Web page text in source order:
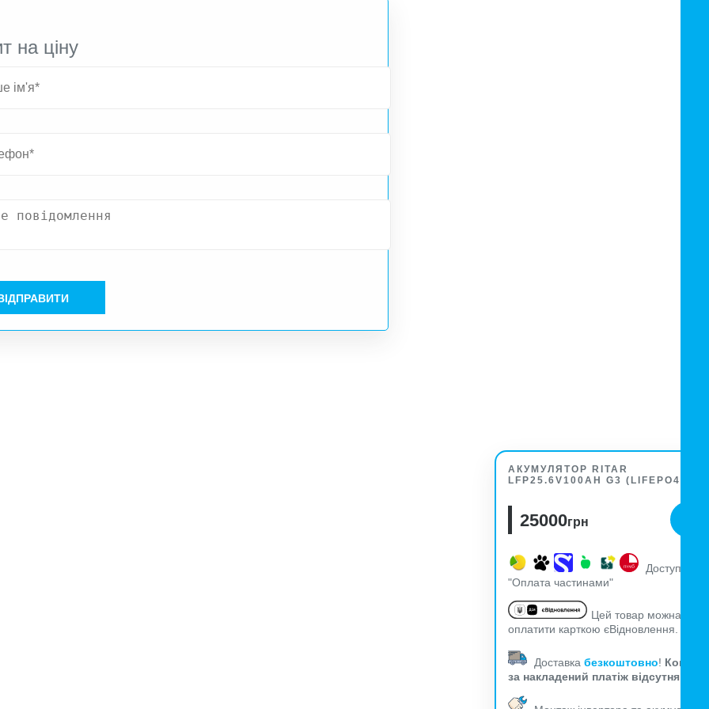
на ціну
АКУМУЛЯТОР RITAR
LFP25.6V100AH G3 (LIFEPO4)
25000грн
Доступна
"Оплата частинами"
Цей товар можна
оплатити карткою єВідновлення.
Доставка безкоштовно! Комісія
за накладений платіж відсутня!